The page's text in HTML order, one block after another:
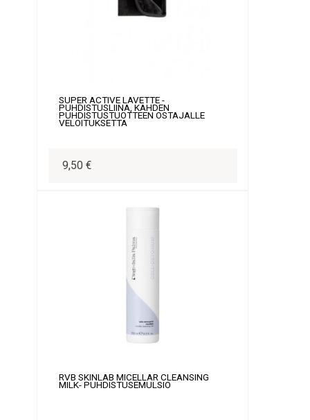
SUPER ACTIVE LAVETTE -
PUHDISTUSLIINA, KAHDEN
PUHDISTUSTUOTTEEN OSTAJALLE
VELOITUKSETTA
9,50 €
RVB SKINLAB MICELLAR CLEANSING
MILK- PUHDISTUSEMULSIO